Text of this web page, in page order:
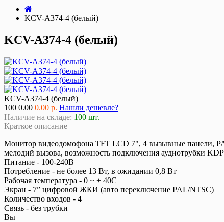
KCV-A374-4 (белый)
KCV-A374-4 (белый)
KCV-A374-4 (белый)
100 0.00 0.00 р. Нашли дешевле?
Наличие на складе: 100 шт.
Краткое описание
Монитор видеодомофона TFT LCD 7", 4 вызывные панели,
мелодий вызова, возможность подключения аудиотрубки
Питание - 100-240В
Потребление - не более 13 Вт, в ожидании 0,8 Вт
Рабочая температура - 0 ~ + 40C
Экран - 7” цифровой ЖКИ (авто переключение PAL/NTSC)
Количество входов - 4
Связь - без трубки
Вы